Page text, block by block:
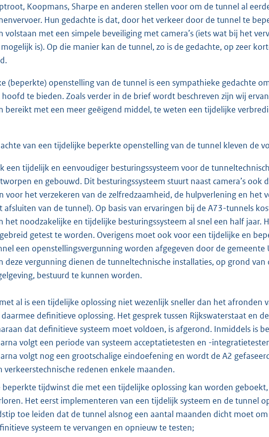
Koopmans, Sharpe en anderen stellen voor om de tunnel al
Hun gedachte is dat, door het verkeer door de tunnel te
volstaan met een simpele beveiliging met camera’s (iets wat bij het
is). Op die manier kan de tunnel, zo is de gedachte, op zeer
(beperkte) openstelling van de tunnel is een sympathieke gedachte
te bieden. Zoals verder in de brief wordt beschreven zijn wij
bereikt met een meer geëigend middel, te weten een tijdelijke
van een tijdelijke beperkte openstelling van de tunnel kleven de
een tijdelijk en eenvoudiger besturingssysteem voor de
en gebouwd. Dit besturingssysteem stuurt naast camera’s ook
voor het verzekeren van de zelfredzaamheid, de hulpverlening en het
afsluiten van de tunnel). Op basis van ervaringen bij de A73-tunnels
het noodzakelijke en tijdelijke besturingssysteem al snel een half jaar.
getest te worden. Overigens moet ook voor een tijdelijke en
een openstellingsvergunning worden afgegeven door de gemeente
deze vergunning dienen de tunneltechnische installaties, op grond
bestuurd te kunnen worden.
al is een tijdelijke oplossing niet wezenlijk sneller dan het afronden
daarmee definitieve oplossing. Het gesprek tussen Rijkswaterstaat en
dat definitieve systeem moet voldoen, is afgerond. Inmiddels is
volgt een periode van systeem acceptatietesten en -
volgt nog een grootschalige eindoefening en wordt de A2
verkeerstechnische redenen enkele maanden.
beperkte tijdwinst die met een tijdelijke oplossing kan worden
Het eerst implementeren van een tijdelijk systeem en de tunnel
toe leiden dat de tunnel alsnog een aantal maanden dicht moet
tieve systeem te vervangen en opnieuw te testen;